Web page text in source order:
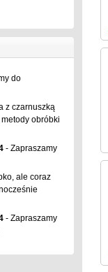
do
z czarnuszką
obróbki
- Zapraszamy
ale coraz
- Zapraszamy